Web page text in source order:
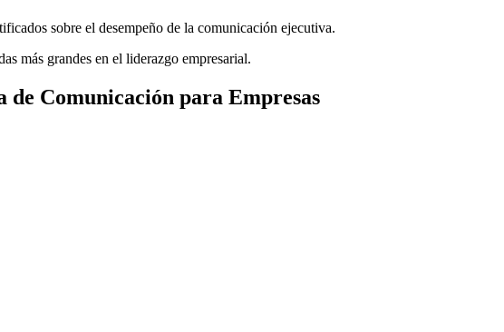
sobre el desempeño de la comunicación ejecutiva.
más grandes en el liderazgo empresarial.
Comunicación para Empresas